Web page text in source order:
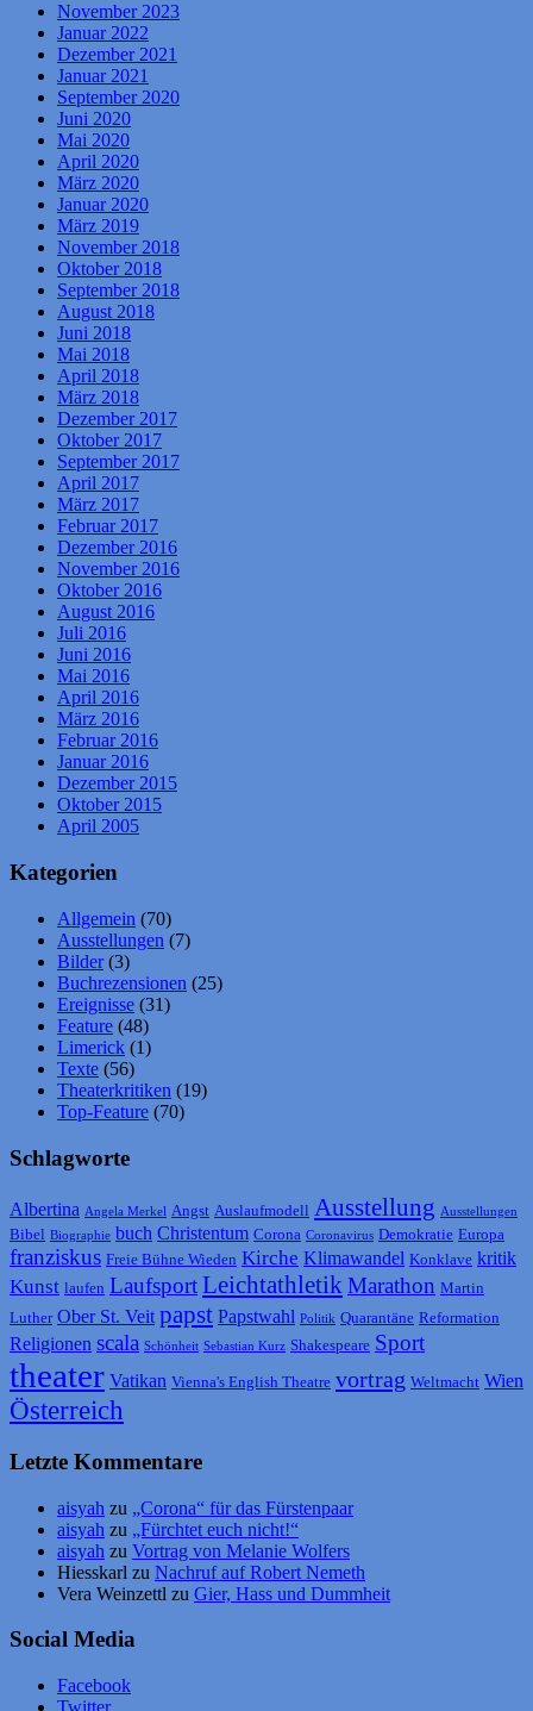
November 2023
Januar 2022
Dezember 2021
Januar 2021
September 2020
Juni 2020
Mai 2020
April 2020
März 2020
Januar 2020
März 2019
November 2018
Oktober 2018
September 2018
August 2018
Juni 2018
Mai 2018
April 2018
März 2018
Dezember 2017
Oktober 2017
September 2017
April 2017
März 2017
Februar 2017
Dezember 2016
November 2016
Oktober 2016
August 2016
Juli 2016
Juni 2016
Mai 2016
April 2016
März 2016
Februar 2016
Januar 2016
Dezember 2015
Oktober 2015
April 2005
Kategorien
Allgemein (70)
Ausstellungen (7)
Bilder(3)
Buchrezensionen (25)
Ereignisse (31)
Feature (48)
Limerick (1)
Texte (56)
Theaterkritiken (19)
Top-Feature (70)
Schlagworte
Albertina Angela Merkel Angst Auslaufmodell Ausstellung Ausstellungen
Bibel Biographie buch Christentum Corona Coronavirus Demokratie Europa
franziskus Freie Bühne Wieden Kirche Klimawandel Konklave kritik
Kunst laufen LaufsportLeichtathletikMarathon Martin
Luther Ober St. Veit papst Papstwahl Politik Quarantäne Reformation
Religionen scala Schönheit Sebastian Kurz Shakespeare Sport
theater Vatikan Vienna's English Theatre vortrag Weltmacht Wien
Österreich
Letzte Kommentare
aisyah zu „Corona“ für das Fürstenpaar
aisyah zu „Fürchtet euch nicht!“
aisyah zu Vortrag von Melanie Wolfers
Hiesskarl zu Nachruf auf Robert Nemeth
Vera Weinzettl zu Gier, Hass und Dummheit
Social Media
Facebook
Twitter